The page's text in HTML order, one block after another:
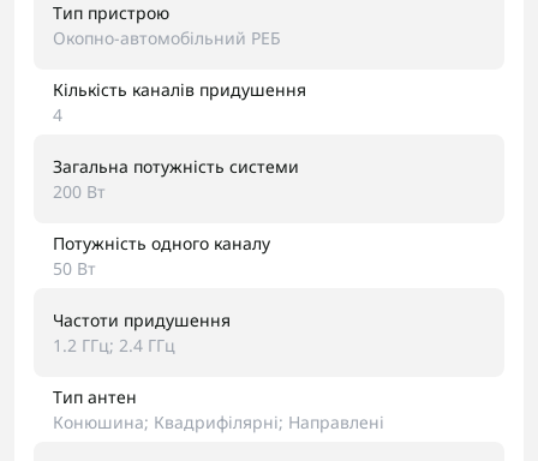
Тип пристрою
Окопно-автомобільний РЕБ
Кількість каналів придушення
4
Загальна потужність системи
200 Вт
Потужність одного каналу
50 Вт
Частоти придушення
1.2 ГГц; 2.4 ГГц
Тип антен
Конюшина; Квадрифілярні; Направлені